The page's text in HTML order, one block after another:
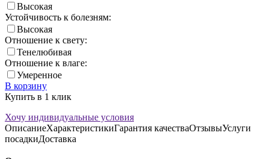
Высокая
Устойчивость к болезням:
Высокая
Отношение к свету:
Тенелюбивая
Отношение к влаге:
Умеренное
В корзину
Купить в 1 клик
Хочу индивидуальные условия
ОписаниеХарактеристикиГарантия качестваОтзывыУслуги
посадкиДоставка